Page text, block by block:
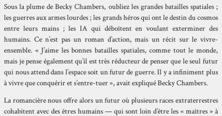
Sous la plume de Becky Chambers, oubliez les grandes batailles spatiales ;
les guerres aux armes lourdes ; les grands héros qui ont le destin du cosmos
entre leurs mains ; les IA qui déboîtent en voulant exterminer des
humains. Ce n’est pas un roman d’action, mais un récit sur le vivre-
ensemble. « J’aime les bonnes batailles spatiales, comme tout le monde,
mais je pense également qu’il est très réducteur de penser que le seul futur
qui nous attend dans l’espace soit un futur de guerre. Il y a infiniment plus
à vivre que conquérir et s’entre-tuer », avait expliqué Becky Chambers.
La romancière nous offre alors un futur où plusieurs races extraterrestres
cohabitent avec des êtres humains — qui sont loin d’être les « maîtres » à